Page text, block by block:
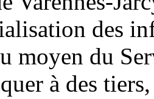
des
moyen du
à des